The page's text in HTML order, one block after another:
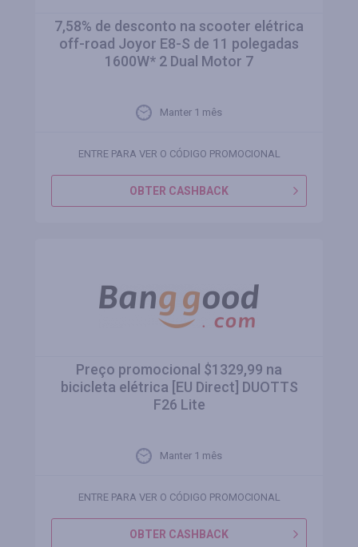
7,58% de desconto na scooter elétrica
off-road Joyor E8-S de 11 polegadas
1600W* 2 Dual Motor 7
Manter 1 mês
ENTRE PARA VER O CÓDIGO PROMOCIONAL
OBTER CASHBACK
Preço promocional $1329,99 na
bicicleta elétrica [EU Direct] DUOTTS
F26 Lite
Manter 1 mês
ENTRE PARA VER O CÓDIGO PROMOCIONAL
OBTER CASHBACK